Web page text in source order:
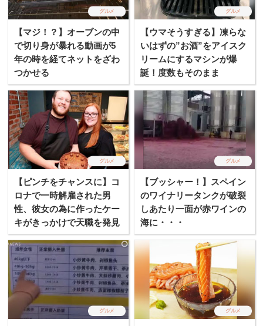
【マジ！？】オーブンの中
で切り身が暴れる動画が5
年の時を経てネットをざわ
つかせる
グルメ
【ウマそうすぎる】凍らな
いはずの”お酒”をアイスク
リームにするマシンが爆
誕！度数もそのまま
グルメ
【ピンチをチャンスに】コ
ロナで一時解雇された男
性、彼女の為に作ったケー
キがきっかけで天職を発見
グルメ
【ブッシャー！】スペイン
のワイナリータンクが破裂
しあたり一面が赤ワインの
海に・・・
グルメ
グルメ グルメ